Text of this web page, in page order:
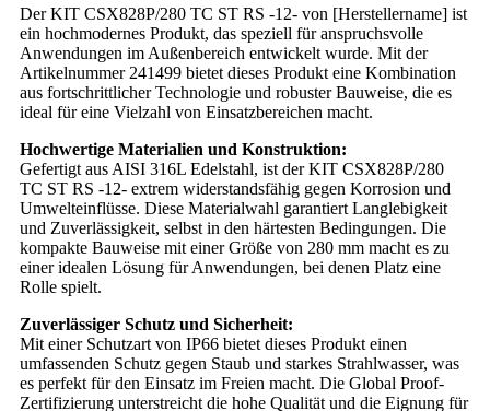
Der KIT CSX828P/280 TC ST RS -12- von [Herstellername] ist
ein hochmodernes Produkt, das speziell für anspruchsvolle
Anwendungen im Außenbereich entwickelt wurde. Mit der
Artikelnummer 241499 bietet dieses Produkt eine Kombination
aus fortschrittlicher Technologie und robuster Bauweise, die es
ideal für eine Vielzahl von Einsatzbereichen macht.
Hochwertige Materialien und Konstruktion:
Gefertigt aus AISI 316L Edelstahl, ist der KIT CSX828P/280
TC ST RS -12- extrem widerstandsfähig gegen Korrosion und
Umwelteinflüsse. Diese Materialwahl garantiert Langlebigkeit
und Zuverlässigkeit, selbst in den härtesten Bedingungen. Die
kompakte Bauweise mit einer Größe von 280 mm macht es zu
einer idealen Lösung für Anwendungen, bei denen Platz eine
Rolle spielt.
Zuverlässiger Schutz und Sicherheit:
Mit einer Schutzart von IP66 bietet dieses Produkt einen
umfassenden Schutz gegen Staub und starkes Strahlwasser, was
es perfekt für den Einsatz im Freien macht. Die Global Proof-
Zertifizierung unterstreicht die hohe Qualität und die Eignung für